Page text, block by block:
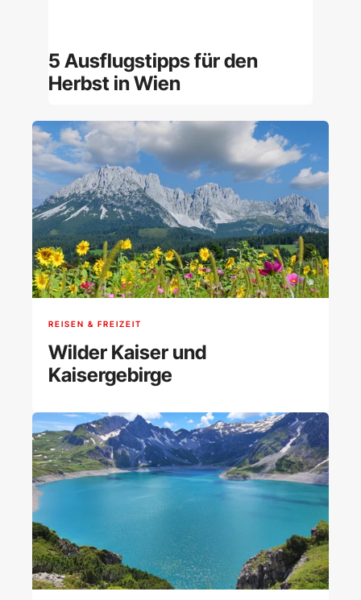
5 Ausflugstipps für den
Herbst in Wien
REISEN & FREIZEIT
Wilder Kaiser und
Kaisergebirge